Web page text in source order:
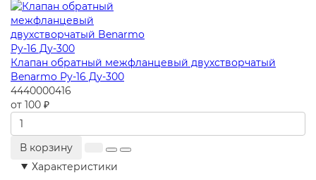
Клапан обратный межфланцевый двухстворчатый
Benarmo Ру-16 Ду-300
4440000416
от 100 ₽
В корзину
Характеристики